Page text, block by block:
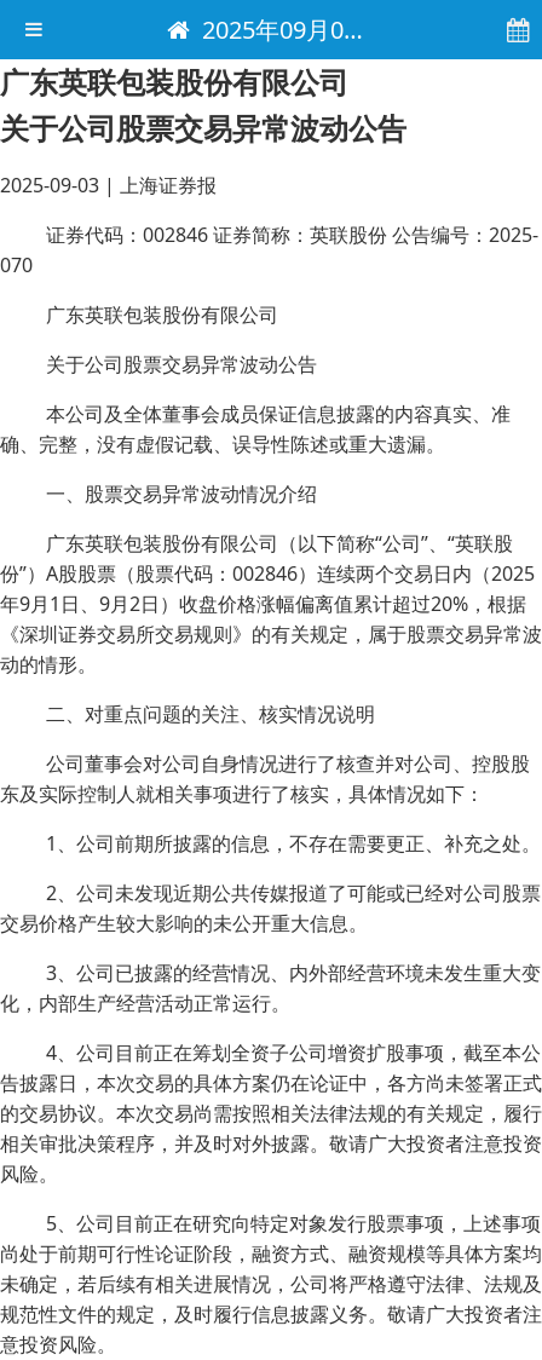
2025年09月03日 电子报
广东英联包装股份有限公司
关于公司股票交易异常波动公告
2025-09-03 | 上海证券报
证券代码：002846 证券简称：英联股份 公告编号：2025-
070
广东英联包装股份有限公司
关于公司股票交易异常波动公告
本公司及全体董事会成员保证信息披露的内容真实、准
确、完整，没有虚假记载、误导性陈述或重大遗漏。
一、股票交易异常波动情况介绍
广东英联包装股份有限公司（以下简称“公司”、“英联股
份”）A股股票（股票代码：002846）连续两个交易日内（2025
年9月1日、9月2日）收盘价格涨幅偏离值累计超过20%，根据
《深圳证券交易所交易规则》的有关规定，属于股票交易异常波
动的情形。
二、对重点问题的关注、核实情况说明
公司董事会对公司自身情况进行了核查并对公司、控股股
东及实际控制人就相关事项进行了核实，具体情况如下：
1、公司前期所披露的信息，不存在需要更正、补充之处。
2、公司未发现近期公共传媒报道了可能或已经对公司股票
交易价格产生较大影响的未公开重大信息。
3、公司已披露的经营情况、内外部经营环境未发生重大变
化，内部生产经营活动正常运行。
4、公司目前正在筹划全资子公司增资扩股事项，截至本公
告披露日，本次交易的具体方案仍在论证中，各方尚未签署正式
的交易协议。本次交易尚需按照相关法律法规的有关规定，履行
相关审批决策程序，并及时对外披露。敬请广大投资者注意投资
风险。
5、公司目前正在研究向特定对象发行股票事项，上述事项
尚处于前期可行性论证阶段，融资方式、融资规模等具体方案均
未确定，若后续有相关进展情况，公司将严格遵守法律、法规及
规范性文件的规定，及时履行信息披露义务。敬请广大投资者注
意投资风险。